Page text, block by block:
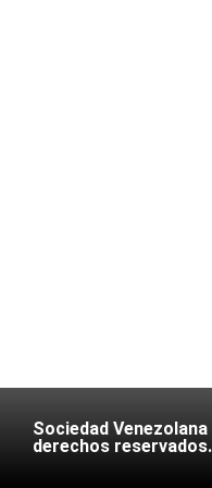
Sociedad
derechos